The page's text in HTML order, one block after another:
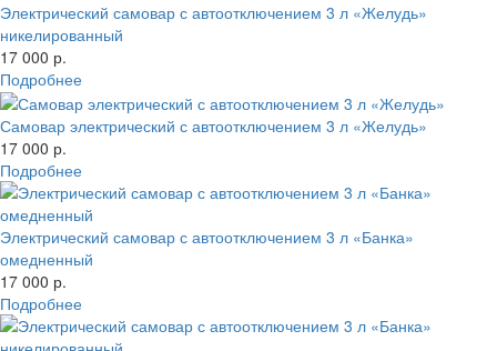
Электрический самовар с автоотключением 3 л «Желудь»
никелированный
17 000 р.
Подробнее
Самовар электрический с автоотключением 3 л «Желудь»
17 000 р.
Подробнее
Электрический самовар с автоотключением 3 л «Банка»
омедненный
17 000 р.
Подробнее